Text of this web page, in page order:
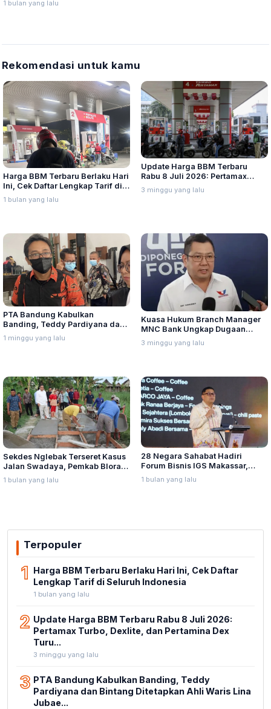
1 bulan yang lalu
Rekomendasi untuk kamu
Harga BBM Terbaru Berlaku Hari
Ini, Cek Daftar Lengkap Tarif di
Seluruh Indonesia
1 bulan yang lalu
Update Harga BBM Terbaru
Rabu 8 Juli 2026: Pertamax
Turbo, Dexlite, dan Pertamina
Dex Turun
3 minggu yang lalu
PTA Bandung Kabulkan
Banding, Teddy Pardiyana dan
Bintang Ditetapkan Ahli Waris
Lina Jubaedah
1 minggu yang lalu
Kuasa Hukum Branch Manager
MNC Bank Ungkap Dugaan
Penganiayaan oleh Hary Tanoe
di MNC Towe
3 minggu yang lalu
Sekdes Nglebak Terseret Kasus
Jalan Swadaya, Pemkab Blora
Sebut Pendampingan Hukum
Bukan Kewenangannya
1 bulan yang lalu
28 Negara Sahabat Hadiri
Forum Bisnis IGS Makassar,
Munafri Tawarkan Investasi
Stadion Untia
1 bulan yang lalu
Terpopuler
1 Harga BBM Terbaru Berlaku Hari Ini, Cek Daftar
Lengkap Tarif di Seluruh Indonesia
1 bulan yang lalu
2 Update Harga BBM Terbaru Rabu 8 Juli 2026:
Pertamax Turbo, Dexlite, dan Pertamina Dex
Turu...
3 minggu yang lalu
3 PTA Bandung Kabulkan Banding, Teddy
Pardiyana dan Bintang Ditetapkan Ahli Waris Lina
Jubae...